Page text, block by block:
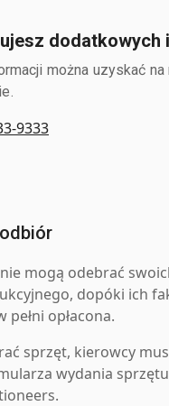
dodatkowych
można uzyskać
9333
mogą odebrać
dopóki ich
pełni opłacona.
sprzęt, kierowcy
wydania